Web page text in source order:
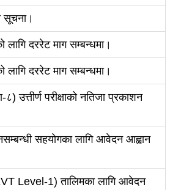
सूचना।
लागि दररेट माग सम्बन्धमा।
लागि दररेट माग सम्बन्धमा।
उत्तीर्ण परीक्षाको नतिजा प्रकाशन
सहयोगका लागि आवेदन आह्वान
Level-1) तालिमका लागि आवेदन